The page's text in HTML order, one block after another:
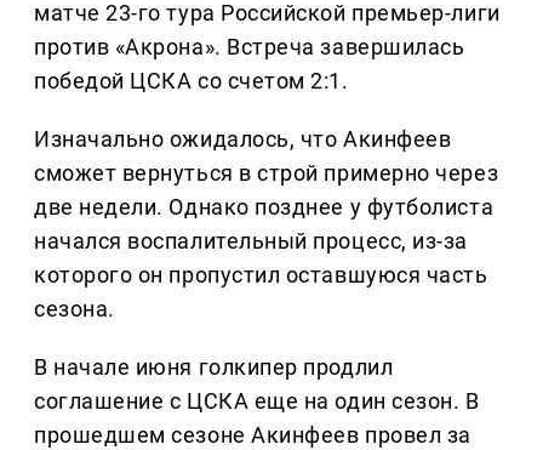
матче 23-го тура Российской премьер-лиги
против «Акрона». Встреча завершилась
победой ЦСКА со счетом 2:1.
Изначально ожидалось, что Акинфеев
сможет вернуться в строй примерно через
две недели. Однако позднее у футболиста
начался воспалительный процесс, из-за
которого он пропустил оставшуюся часть
сезона.
В начале июня голкипер продлил
соглашение с ЦСКА еще на один сезон. В
прошедшем сезоне Акинфеев провел за